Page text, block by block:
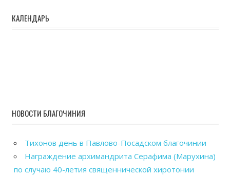
КАЛЕНДАРЬ
НОВОСТИ БЛАГОЧИНИЯ
Тихонов день в Павлово-Посадском благочинии
Награждение архимандрита Серафима (Марухина)
по случаю 40-летия священнической хиротонии